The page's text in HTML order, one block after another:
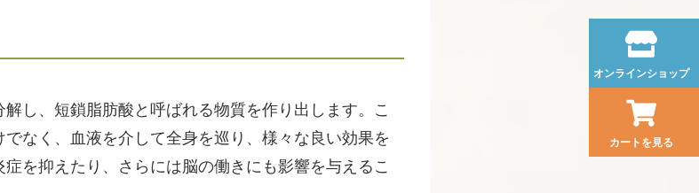
オンラインショップ
カートを見る
し、短鎖脂肪酸と呼ばれる物質を作り出します。こ
なく、血液を介して全身を巡り、様々な良い効果を
を抑えたり、さらには脳の働きにも影響を与えるこ